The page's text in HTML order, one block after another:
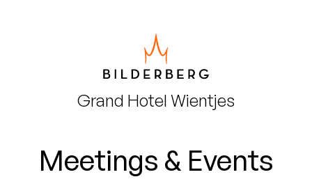
Grand Hotel Wientjes
Meetings & Events